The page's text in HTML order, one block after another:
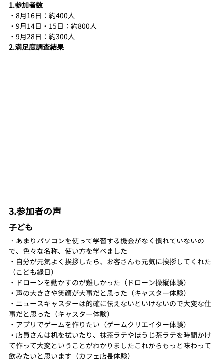
1.参加者数
・8月16日：約400人
・9月14日・15日：約800人
・9月28日：約300人
2.満足度調査結果
3.参加者の声
子ども
・あまりパソコンを使って学習する機会がなく慣れていないの
で、色々な名称、使い方を学べました
・自分が元気よく挨拶したら、お客さんも元気に挨拶してくれた
（こども縁日）
・ドローンを動かすのが難しかった（ドローン操縦体験）
・声の大きさや笑顔が大事だと思った（キャスター体験）
・ニュースキャスターは的確に伝えないといけないので大変な仕
事だと思った（キャスター体験）
・アプリでゲームを作りたい（ゲームクリエイター体験）
・店員さんは机を拭いたり、抹茶ラテやほうじ茶ラテを時間かけ
て作って大変ということがわかりましたこれからもっと味わって
飲みたいと思います（カフェ店長体験）